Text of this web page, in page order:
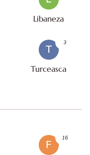
Libaneza
T
Turceasca
3
F
16